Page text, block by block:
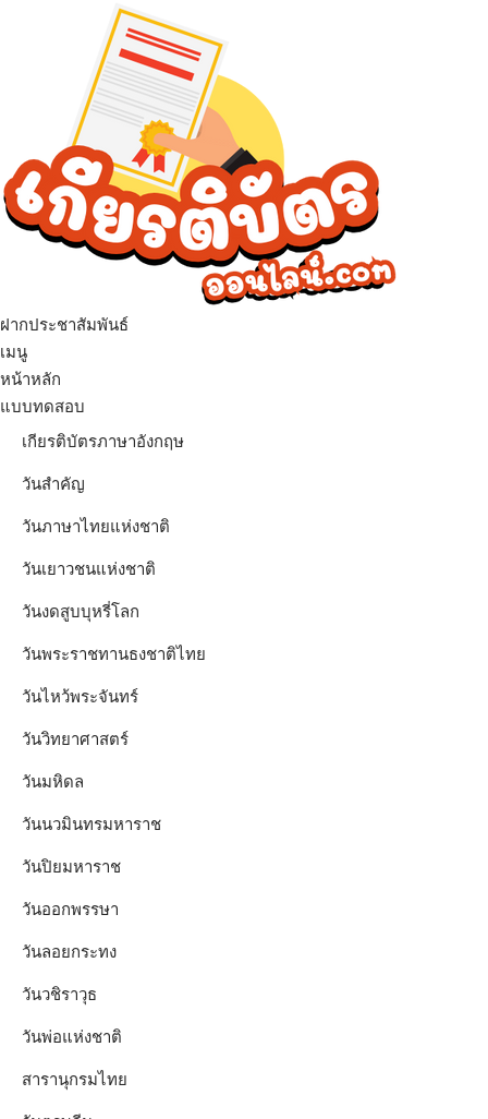
ฝากประชาสัมพันธ์
เมนู
หน้าหลัก
แบบทดสอบ
เกียรติบัตรภาษาอังกฤษ
วันสำคัญ
วันภาษาไทยแห่งชาติ
วันเยาวชนแห่งชาติ
วันงดสูบบุหรี่โลก
วันพระราชทานธงชาติไทย
วันไหว้พระจันทร์​
วันวิทยาศาสตร์
วันมหิดล
วันนวมินทรมหาราช
วันปิยมหาราช
วันออกพรรษา
วันลอยกระทง
วันวชิราวุธ
วันพ่อแห่งชาติ
สารานุกรมไทย